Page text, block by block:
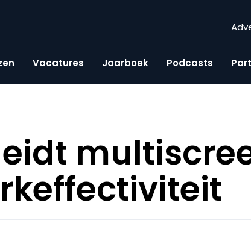
Vacatures Jaarboek Podcasts